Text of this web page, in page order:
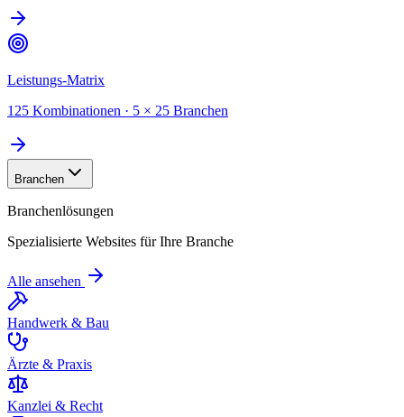
Leistungs-Matrix
125 Kombinationen · 5 × 25 Branchen
Branchen
Branchenlösungen
Spezialisierte Websites für Ihre Branche
Alle ansehen
Handwerk & Bau
Ärzte & Praxis
Kanzlei & Recht